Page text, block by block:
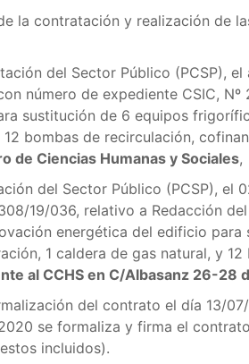
la contratación y realización de
del Sector Público (PCSP),
número de expediente CSIC,
sustitución de 6 equipos
bombas de recirculación,
de Ciencias Humanas y Sociales,
del Sector Público (PCSP), el
19/036, relativo a Redacción
energética del edificio para
1 caldera de gas natural, y 12
al CCHS en C/Albasanz 26-28
del contrato el día 13/
2020 se formaliza y firma el
incluidos).